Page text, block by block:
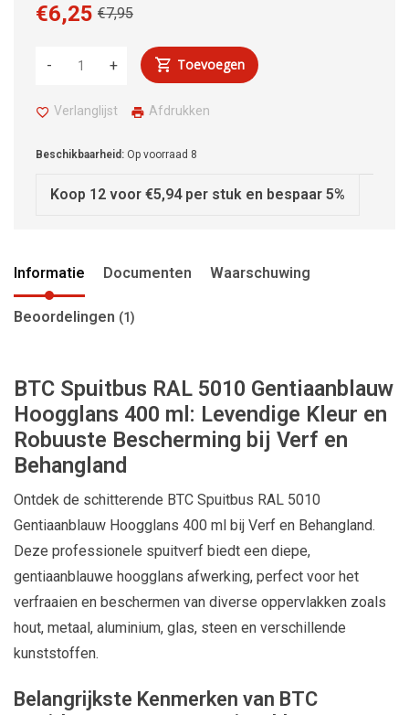
€7,95
€6,25
+
- Toevoegen
Verlanglijst Afdrukken
Beschikbaarheid: Op voorraad 8
Koop 12 voor €5,94 per stuk en bespaar 5%
Informatie Documenten Waarschuwing
Beoordelingen (1)
BTC Spuitbus RAL 5010 Gentiaanblauw
Hoogglans 400 ml: Levendige Kleur en
Robuuste Bescherming bij Verf en
Behangland
Ontdek de schitterende BTC Spuitbus RAL 5010
Gentiaanblauw Hoogglans 400 ml bij Verf en Behangland.
Deze professionele spuitverf biedt een diepe,
gentiaanblauwe hoogglans afwerking, perfect voor het
verfraaien en beschermen van diverse oppervlakken zoals
hout, metaal, aluminium, glas, steen en verschillende
kunststoffen.
Belangrijkste Kenmerken van BTC